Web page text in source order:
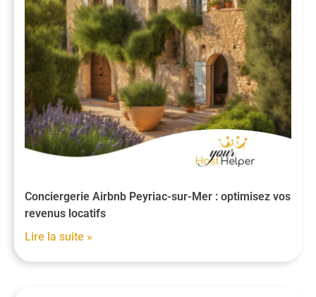
Conciergerie Airbnb Peyriac-sur-Mer : optimisez vos
revenus locatifs
Lire la suite »